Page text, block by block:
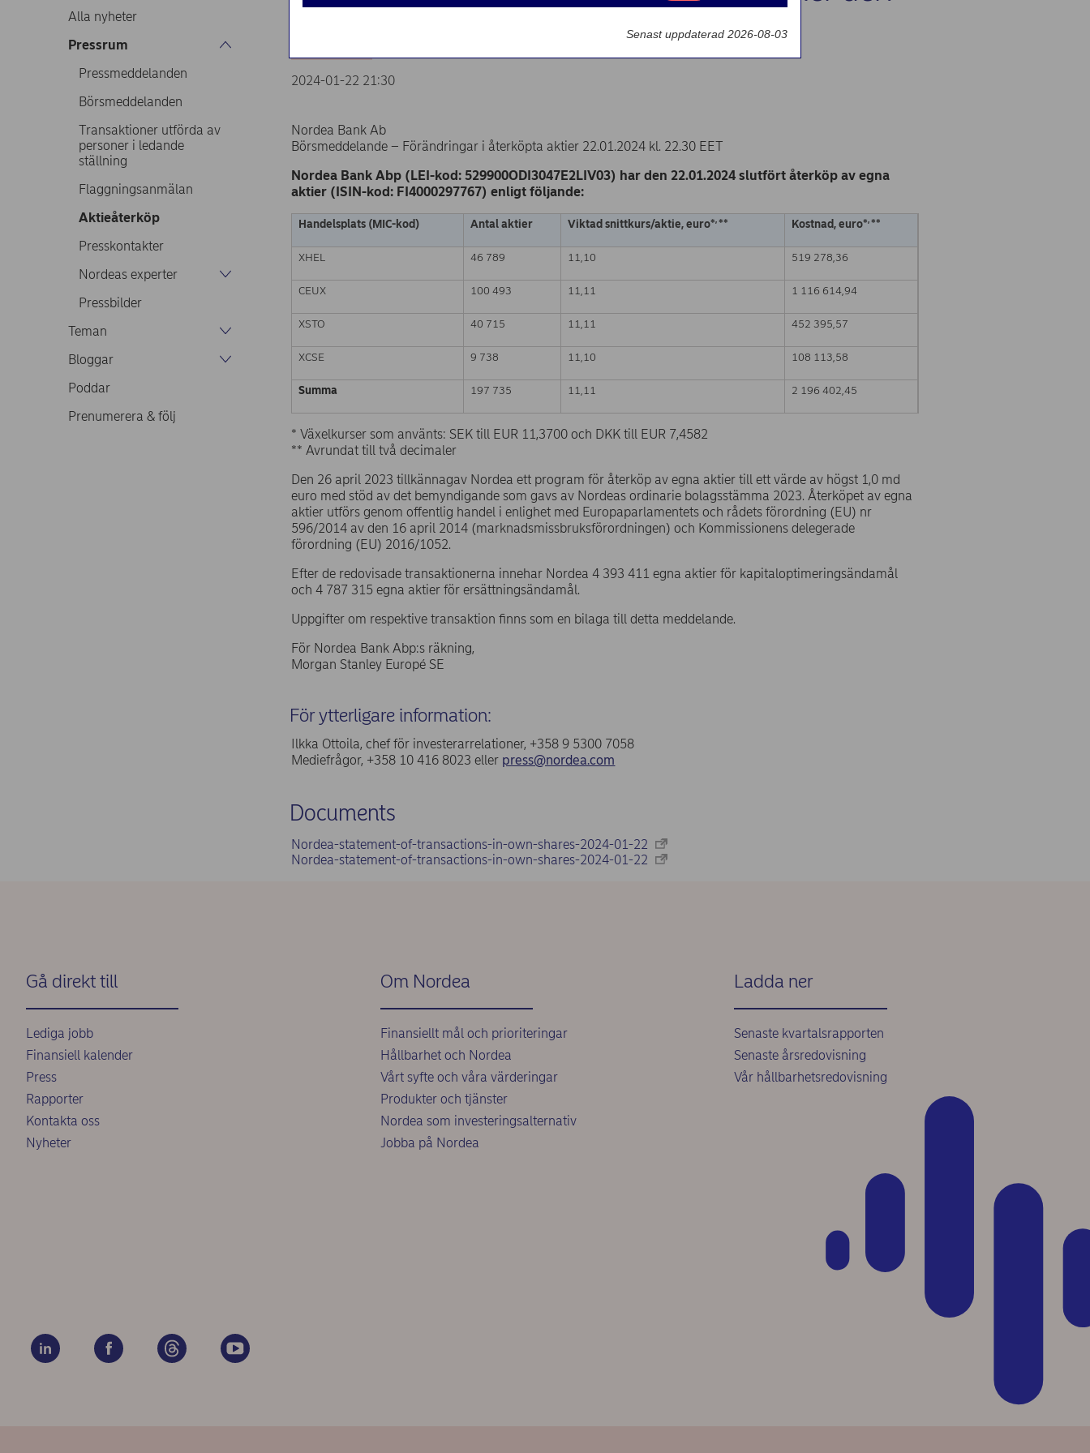
Alla nyheter
Pressrum
Pressmeddelanden
Börsmeddelanden
Transaktioner utförda av
personer i ledande
ställning
Flaggningsanmälan
Aktieåterköp
Presskontakter
Nordeas experter
Pressbilder
Teman
Bloggar
Poddar
Prenumerera & följ
2024-01-22 21:30
Nordea Bank Ab
Börsmeddelande – Förändringar i återköpta aktier 22.01.2024 kl. 22.30 EET
Nordea Bank Abp (LEI-kod: 529900ODI3047E2LIV03) har den 22.01.2024 slutfört återköp av egna
aktier (ISIN-kod: FI4000297767) enligt följande:
Handelsplats (MIC-kod) Antal aktier Viktad snittkurs/aktie, euro*,** Kostnad, euro*,**
XHEL 46 789 11,10 519 278,36
CEUX 100 493 11,11 1 116 614,94
XSTO 40 715 11,11 452 395,57
XCSE 9 738 11,10 108 113,58
Summa 197 735 11,11 2 196 402,45
* Växelkurser som använts: SEK till EUR 11,3700 och DKK till EUR 7,4582
** Avrundat till två decimaler
Den 26 april 2023 tillkännagav Nordea ett program för återköp av egna aktier till ett värde av högst 1,0 md
euro med stöd av det bemyndigande som gavs av Nordeas ordinarie bolagsstämma 2023. Återköpet av egna
aktier utförs genom offentlig handel i enlighet med Europaparlamentets och rådets förordning (EU) nr
596/2014 av den 16 april 2014 (marknadsmissbruksförordningen) och Kommissionens delegerade
förordning (EU) 2016/1052.
Efter de redovisade transaktionerna innehar Nordea 4 393 411 egna aktier för kapitaloptimeringsändamål
och 4 787 315 egna aktier för ersättningsändamål.
Uppgifter om respektive transaktion finns som en bilaga till detta meddelande.
För Nordea Bank Abp:s räkning,
Morgan Stanley Europé SE
För ytterligare information:
Ilkka Ottoila, chef för investerarrelationer, +358 9 5300 7058
Mediefrågor, +358 10 416 8023 eller press@nordea.com
Documents
Nordea-statement-of-transactions-in-own-shares-2024-01-22
Nordea-statement-of-transactions-in-own-shares-2024-01-22
Gå direkt till
Lediga jobb
Finansiell kalender
Press
Rapporter
Kontakta oss
Nyheter
Om Nordea
Finansiellt mål och prioriteringar
Hållbarhet och Nordea
Vårt syfte och våra värderingar
Produkter och tjänster
Nordea som investeringsalternativ
Jobba på Nordea
Ladda ner
Senaste kvartalsrapporten
Senaste årsredovisning
Vår hållbarhetsredovisning
Marknadsföring
Senast uppdaterad 2026-08-03